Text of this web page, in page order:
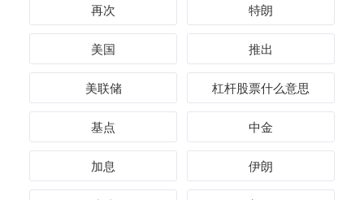
再次 特朗
美国 推出
美联储 杠杆股票什么意思
基点 中金
加息 伊朗